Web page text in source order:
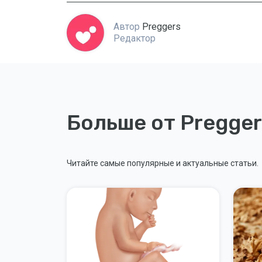
Автор Preggers
Редактор
Больше от
Читайте самые популярные и актуальные статьи.